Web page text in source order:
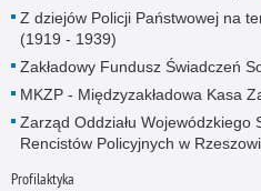
Z dziejów Policji Państwowej na
(1919 - 1939)
Zakładowy Fundusz Świadczeń
MKZP - Międzyzakładowa Kasa
Zarząd Oddziału Wojewódzkiego
Rencistów Policyjnych w
Profilaktyka